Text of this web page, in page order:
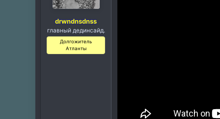
drwndnsdnss
главный дединсайд.
Долгожитель
Атланты